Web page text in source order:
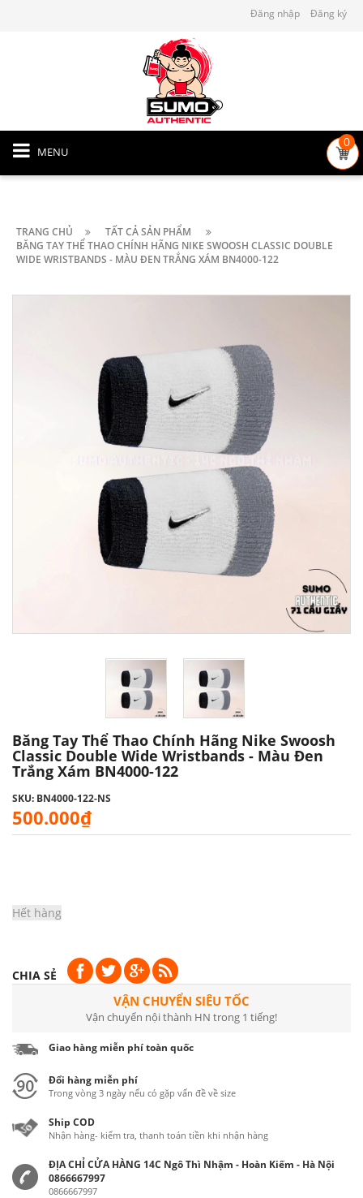
Đăng nhập Đăng ký
MENU
0
TRANG CHỦ
TẤT CẢ SẢN PHẨM
BĂNG TAY THỂ THAO CHÍNH HÃNG NIKE SWOOSH CLASSIC DOUBLE
WIDE WRISTBANDS - MÀU ĐEN TRẮNG XÁM BN4000-122
Băng Tay Thể Thao Chính Hãng Nike Swoosh
Classic Double Wide Wristbands - Màu Đen
Trắng Xám BN4000-122
SKU: BN4000-122-NS
500.000₫
Hết hàng
CHIA SẺ
VẬN CHUYỂN SIÊU TỐC
Vận chuyển nội thành HN trong 1 tiếng!
Giao hàng miễn phí toàn quốc
Đổi hàng miễn phí
Trong vòng 3 ngày nếu có gặp vấn đề về size
Ship COD
Nhận hàng- kiểm tra, thanh toán tiền khi nhận hàng
ĐỊA CHỈ CỬA HÀNG 14C Ngô Thì Nhậm - Hoàn Kiếm - Hà Nội
0866667997
0866667997